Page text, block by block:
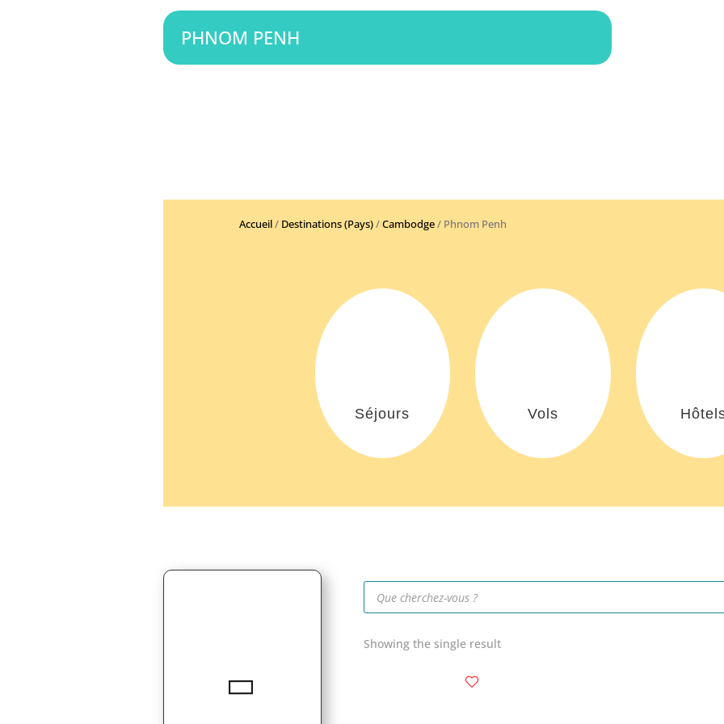
PHNOM PENH
Accueil/ Destinations (Pays)/Cambodge/ Phnom Penh
Séjours Vols
Recherche
produits
Showing the single result